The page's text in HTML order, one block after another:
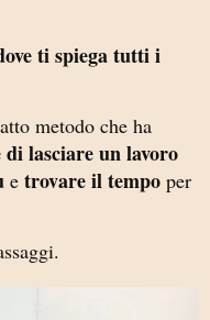
ti spiega tutti i
metodo che ha
di lasciare un lavoro
e trovare il tempo per